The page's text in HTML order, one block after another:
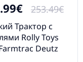
253.49€
Трактор с
Rolly Toys
Deutz